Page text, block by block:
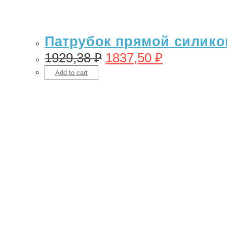
Патрубок прямой
1929,38₽ 1837,50 ₽
Add to cart